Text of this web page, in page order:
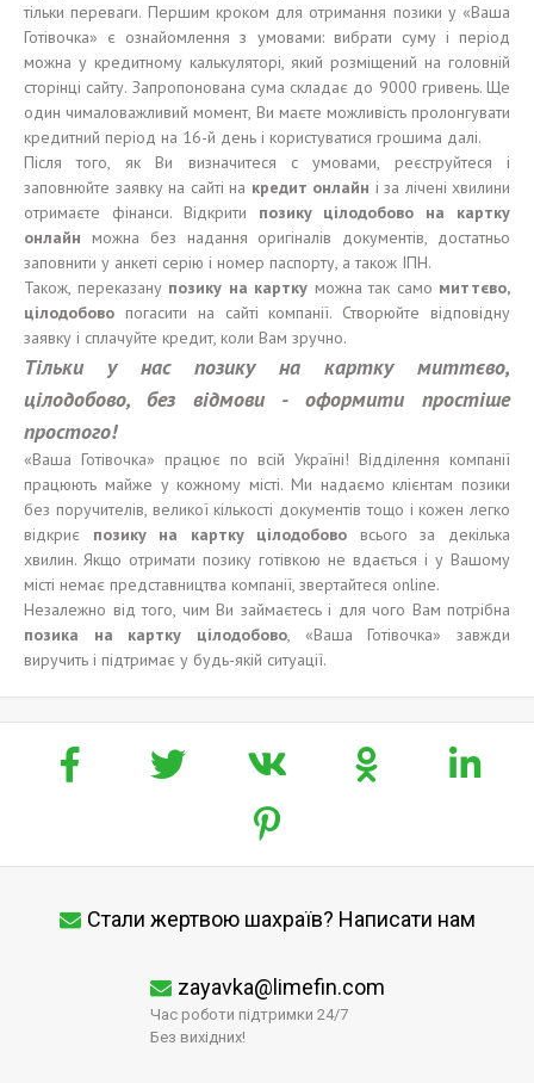
тільки переваги. Першим кроком для отримання позики у «Ваша
Готівочка» є ознайомлення з умовами: вибрати суму і період
можна у кредитному калькуляторі, який розміщений на головній
сторінці сайту. Запропонована сума складає до 9000 гривень. Ще
один чималоважливий момент, Ви маєте можливість пролонгувати
кредитний період на 16-й день і користуватися грошима далі.
Після того, як Ви визначитеся с умовами, реєструйтеся і
заповнюйте заявку на сайті на кредит онлайн і за лічені хвилини
отримаєте фінанси. Відкрити позику цілодобово на картку
онлайн можна без надання оригіналів документів, достатньо
заповнити у анкеті серію і номер паспорту, а також ІПН.
Також, переказану позику на картку можна так само миттєво,
цілодобово погасити на сайті компанії. Створюйте відповідну
заявку і сплачуйте кредит, коли Вам зручно.
Тільки у нас позику на картку миттєво,
цілодобово, без відмови - оформити простіше
простого!
«Ваша Готівочка» працює по всій Україні! Відділення компанії
працюють майже у кожному місті. Ми надаємо клієнтам позики
без поручителів, великої кількості документів тощо і кожен легко
відкриє позикуна картку цілодобово всього за декілька
хвилин. Якщо отримати позику готівкою не вдається і у Вашому
місті немає представництва компанії, звертайтеся online.
Незалежно від того, чим Ви займаєтесь і для чого Вам потрібна
позика на картку цілодобово, «Ваша Готівочка» завжди
виручить і підтримає у будь-якій ситуації.
Стали жертвою шахраїв? Написати нам
zayavka@limefin.com
Час роботи підтримки 24/7
Без вихідних!